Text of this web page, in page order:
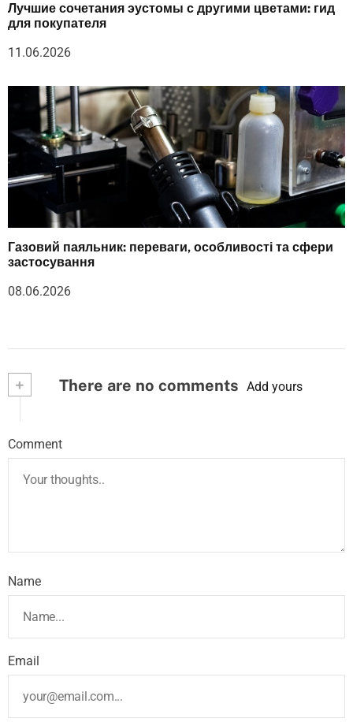
Лучшие сочетания эустомы с другими цветами: гид
для покупателя
11.06.2026
Газовий паяльник: переваги, особливості та сфери
застосування
08.06.2026
+ There are no comments Add yours
Comment
Name
Email